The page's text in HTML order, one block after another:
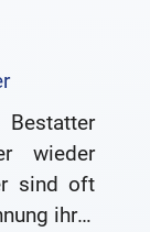
wieder
sind oft
ihrer